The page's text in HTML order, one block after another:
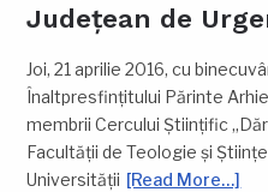
Județean de
Joi, 21 aprilie 2016, cu
Înaltpresfințitului Părinte
membrii Cercului Științific
Facultății de Teologie și
Universității [Read More…]